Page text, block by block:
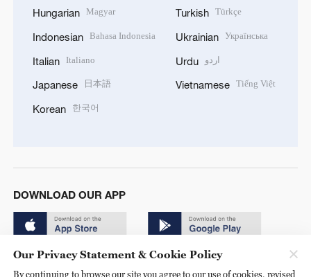
Hungarian Magyar
Indonesian Bahasa Indonesia
Italian Italiano
Japanese 日本語
Korean 한국어
Turkish Türkçe
Ukrainian Українська
Urdu اردو
Vietnamese Tiếng Việt
DOWNLOAD OUR APP
Our Privacy Statement & Cookie Policy
By continuing to browse our site you agree to our use of cookies, revised